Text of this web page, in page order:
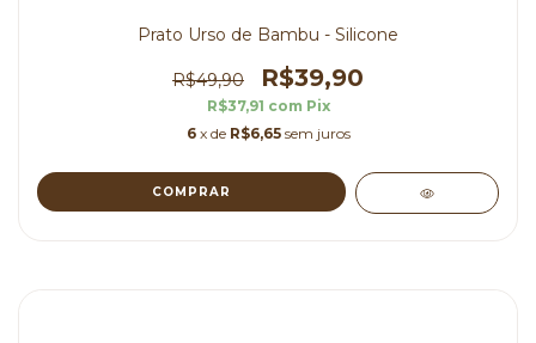
Prato Urso de Bambu - Silicone
R$49,90 R$39,90
R$37,91 com Pix
6 x de R$6,65 sem juros